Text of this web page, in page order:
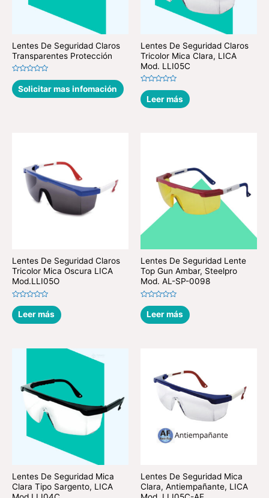
Lentes De Seguridad Claros
Transparentes Protección
Valorado
en
0
de
Solicitar mas infomación
Lentes De Seguridad Claros
Tricolor Mica Clara, LICA
Mod. LLI05C
Valorado
en
0
de
Leer más
Lentes De Seguridad Claros
Tricolor Mica Oscura LICA
Mod.LLI05O
Valorado
en
0
de
Leer más
Lentes De Seguridad Lente
Top Gun Ambar, Steelpro
Mod. AL-SP-0098
Valorado
en
0
de
Leer más
Lentes De Seguridad Mica
Clara Tipo Sargento, LICA
Lentes De Seguridad Mica
Clara, Antiempañante, LICA